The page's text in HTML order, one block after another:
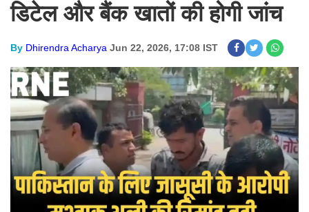
डिटेल और बैंक खातों की होगी जांच
By Dhirendra Acharya Jun 22, 2026, 17:08 IST